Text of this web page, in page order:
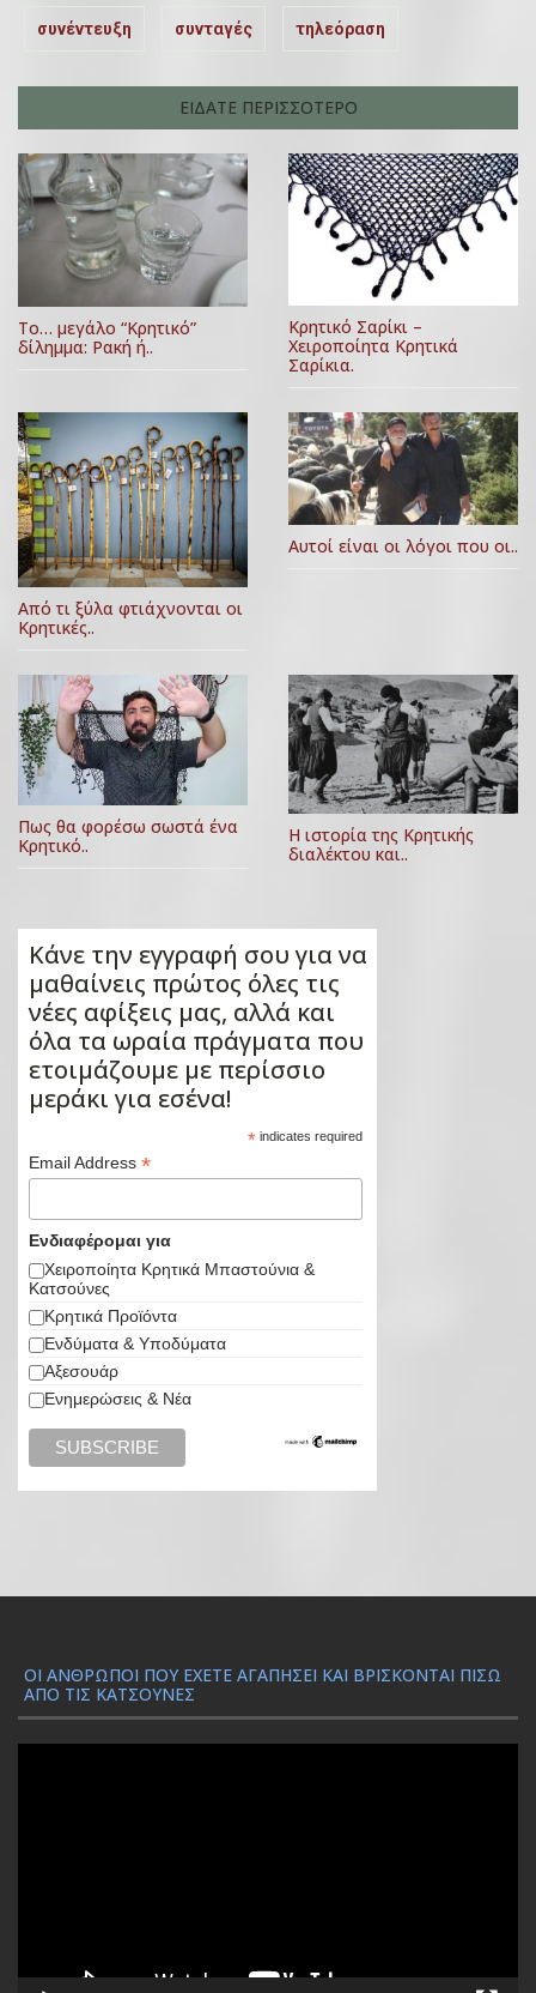
συνέντευξη συνταγές τηλεόραση
ΕΙΔΑΤΕ ΠΕΡΙΣΣΟΤΕΡΟ
Το… μεγάλο “Κρητικό”
δίλημμα: Ρακή ή..
Κρητικό Σαρίκι –
Χειροποίητα Κρητικά
Σαρίκια.
Από τι ξύλα φτιάχνονται οι
Κρητικές..
Αυτοί είναι οι λόγοι που οι..
Πως θα φορέσω σωστά ένα
Κρητικό..
Η ιστορία της Κρητικής
διαλέκτου και..
Κάνε την εγγραφή σου για να
μαθαίνεις πρώτος όλες τις
νέες αφίξεις μας, αλλά και
όλα τα ωραία πράγματα που
ετοιμάζουμε με περίσσιο
μεράκι για εσένα!
* indicates required
Email Address *
Ενδιαφέρομαι για
Χειροποίητα Κρητικά Μπαστούνια &
Κατσούνες
Κρητικά Προϊόντα
Ενδύματα & Υποδύματα
Αξεσουάρ
Ενημερώσεις & Νέα
ΟΙ ΆΝΘΡΩΠΟΙ ΠΟΥ ΈΧΕΤΕ ΑΓΑΠΉΣΕΙ ΚΑΙ ΒΡΊΣΚΟΝΤΑΙ ΠΊΣΩ
ΑΠΌ ΤΙΣ ΚΑΤΣΟΎΝΕΣ
μ